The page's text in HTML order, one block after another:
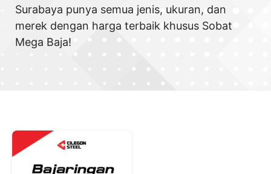
Surabaya punya semua jenis, ukuran, dan
merek dengan harga terbaik khusus Sobat
Mega Baja!